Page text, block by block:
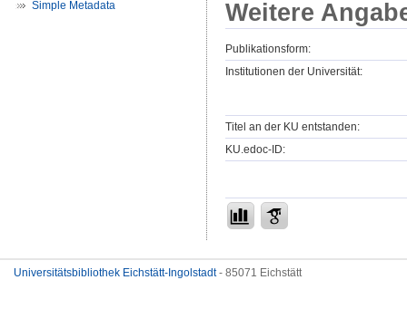
Simple Metadata
Weitere
Publikationsform:
Institutionen der Universität:
Titel an der KU entstanden:
KU.edoc-ID:
Universitätsbibliothek Eichstätt-Ingolstadt- 85071 Eichstätt